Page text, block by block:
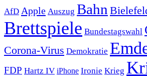
AfD Apple Auszug Bahn
Brettspiele Bundestagswahl
Corona-Virus Demokratie
FDP Hartz IV iPhone Ironie Krieg